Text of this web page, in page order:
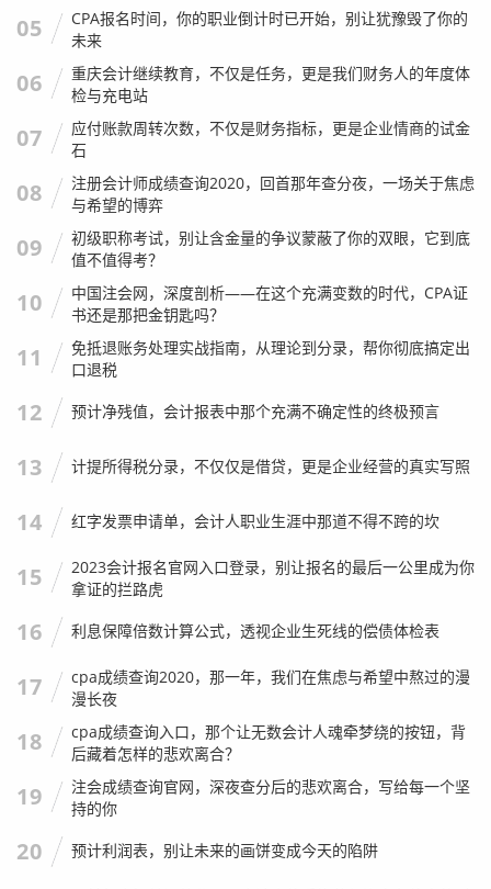
什么情况下可以免个税？这就是传说中的“满五唯一”。
满五：
个人观点：
找“满五唯一”的房子，虽然选择面窄了点，但能省下几十万
的个税，这比跟房东磨破嘴皮砍价要管用得多，作为注会，
我必须提醒大家：很多房东为了避税，会假离婚或者承诺房
题导致多缴税款，责任由谁承担？这一点必须白纸黑字写清
一个具体的“账本”：算算你到底要掏多少钱
光说理论太空泛,我们来模拟一个真实的上海二手房交易场
景，把上面提到的税种串起来算一遍。
案例背景：
05
CPA报名时间，你的职业倒计时已开始，别让犹豫毁了你的
未来
06
重庆会计继续教育，不仅是任务，更是我们财务人的年度体
检与充电站
07
应付账款周转次数，不仅是财务指标，更是企业情商的试金
石
08
注册会计师成绩查询2020，回首那年查分夜，一场关于焦虑
与希望的博弈
09
初级职称考试，别让含金量的争议蒙蔽了你的双眼，它到底
值不值得考？
10
中国注会网，深度剖析——在这个充满变数的时代，CPA证
书还是那把金钥匙吗？
11
免抵退账务处理实战指南，从理论到分录，帮你彻底搞定出
口退税
12 预计净残值，会计报表中那个充满不确定性的终极预言
13 计提所得税分录，不仅仅是借贷，更是企业经营的真实写照
14 红字发票申请单，会计人职业生涯中那道不得不跨的坎
15
2023会计报名官网入口登录，别让报名的最后一公里成为你
拿证的拦路虎
16 利息保障倍数计算公式，透视企业生死线的偿债体检表
17
cpa成绩查询2020，那一年，我们在焦虑与希望中熬过的漫
漫长夜
18
cpa成绩查询入口，那个让无数会计人魂牵梦绕的按钮，背
后藏着怎样的悲欢离合？
19
注会成绩查询官网，深夜查分后的悲欢离合，写给每一个坚
持的你
20 预计利润表，别让未来的画饼变成今天的陷阱